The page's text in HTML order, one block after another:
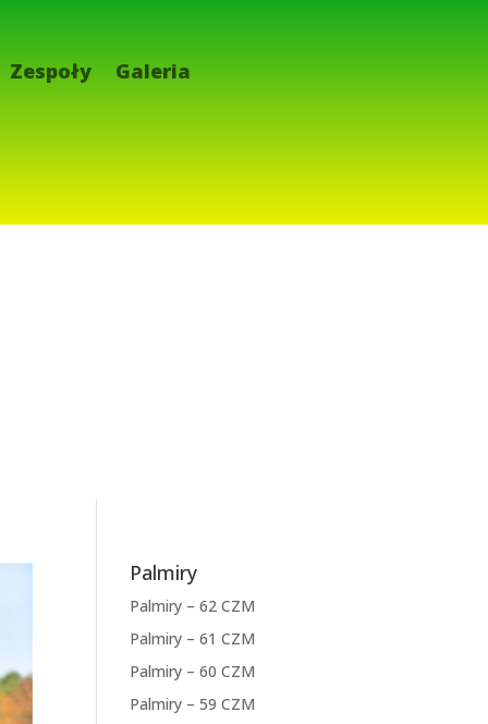
Zespoły Galeria
Palmiry
Palmiry – 62 CZM
Palmiry – 61 CZM
Palmiry – 60 CZM
Palmiry – 59 CZM